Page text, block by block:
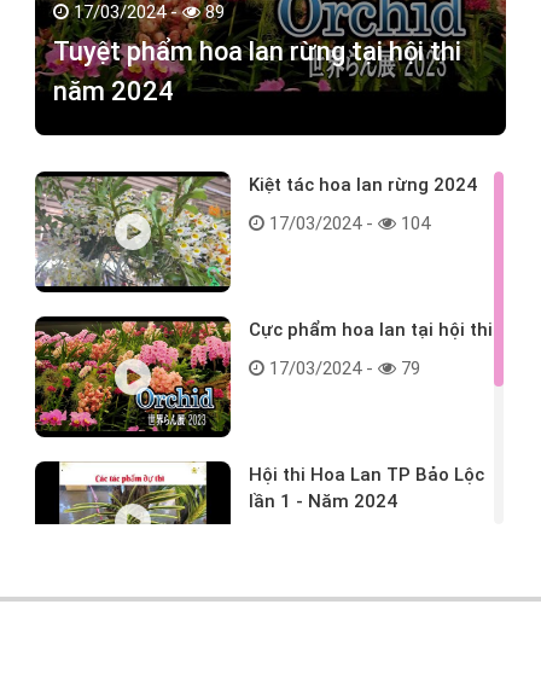
17/03/2024 - 89
Tuyệt phẩm hoa lan rừng tại hội thi
năm 2024
Kiệt tác hoa lan rừng 2024
17/03/2024 -
104
Cực phẩm hoa lan tại hội thi
17/03/2024 -
79
Hội thi Hoa Lan TP Bảo Lộc
lần 1 - Năm 2024